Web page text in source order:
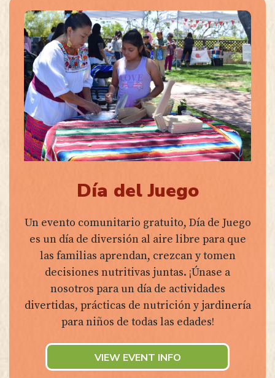
Día del Juego
Un evento comunitario gratuito, Día de Juego
es un día de diversión al aire libre para que
las familias aprendan, crezcan y tomen
decisiones nutritivas juntas. ¡Únase a
nosotros para un día de actividades
divertidas, prácticas de nutrición y jardinería
para niños de todas las edades!
VIEW EVENT INFO